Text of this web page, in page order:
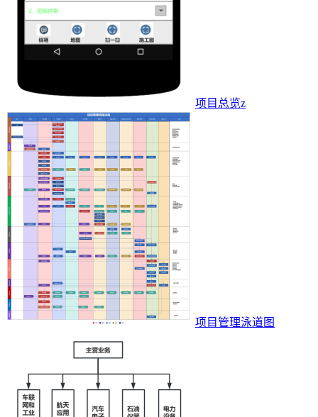
项目总览z
项目管理泳道图